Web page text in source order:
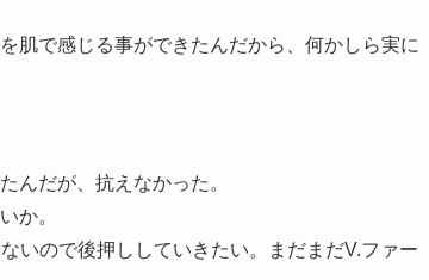
肌で感じる事ができたんだから、何かしら実に
んだが、抗えなかった。
か。
いので後押ししていきたい。まだまだV.ファー